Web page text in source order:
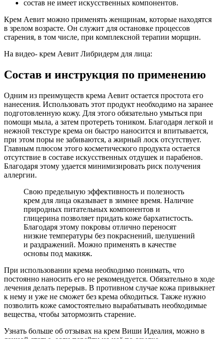
состав не имеет искусственных компонентов.
Крем Аевит можно применять женщинам, которые находятся
в зрелом возрасте. Он служит для остановке процессов
старения, в том числе, при комплексной терапии морщин.
На видео- крем Аевит Либридерм для лица:
Состав и инструкция по применению
Одним из преимуществ крема Аевит остается простота его
нанесения. Использовать этот продукт необходимо на заранее
подготовленную кожу. Для этого обязательно умыться при
помощи мыла, а затем протереть тоником. Благодаря легкой и
нежной текстуре крема он быстро наносится и впитывается,
при этом поры не забиваются, а жирный лоск отсутствует.
Главным плюсом этого косметического продукта остается
отсутствие в составе искусственных отдушек и парабенов.
Благодаря этому удается минимизировать риск получения
аллергии.
Свою предельную эффективность и полезность
крем для лица оказывает в зимнее время. Наличие
природных питательных компонентов и
глицерина позволяет придать коже бархатистость.
Благодаря этому покровы отлично переносят
низкие температуры без покраснений, шелушений
и раздражений. Можно применять в качестве
основы под макияж.
При использовании крема необходимо понимать, что
постоянно наносить его не рекомендуется. Обязательно в ходе
лечения делать перерыв. В противном случае кожа привыкнет
к нему и уже не сможет без крема обходиться. Также нужно
позволить коже самостоятельно вырабатывать необходимые
вещества, чтобы затормозить старение.
Узнать больше об отзывах на крем Виши Идеалия, можно в